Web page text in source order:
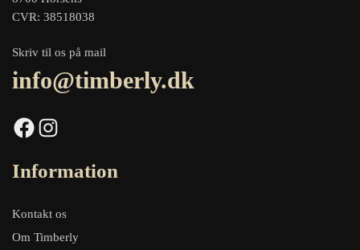
CVR: 38518038
Skriv til os på mail
info@timberly.dk
Facebook Instagram
Information
Kontakt os
Om Timberly